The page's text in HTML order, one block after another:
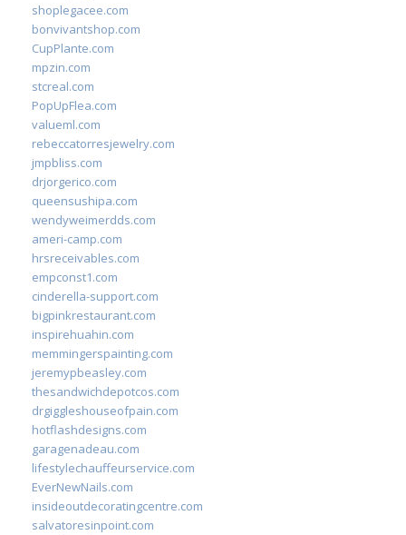
shoplegacee.com
bonvivantshop.com
CupPlante.com
mpzin.com
stcreal.com
PopUpFlea.com
valueml.com
rebeccatorresjewelry.com
jmpbliss.com
drjorgerico.com
queensushipa.com
wendyweimerdds.com
ameri-camp.com
hrsreceivables.com
empconst1.com
cinderella-support.com
bigpinkrestaurant.com
inspirehuahin.com
memmingerspainting.com
jeremypbeasley.com
thesandwichdepotcos.com
drgiggleshouseofpain.com
hotflashdesigns.com
garagenadeau.com
lifestylechauffeurservice.com
EverNewNails.com
insideoutdecoratingcentre.com
salvatoresinpoint.com